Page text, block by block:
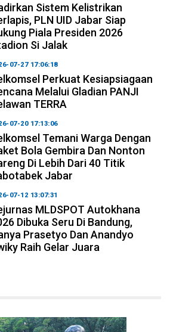
Sistem Kelistrikan
PLN UID Jabar Siap
Piala Presiden 2026
Si Jalak
07-27 17:06:18
Perkuat Kesiapsiagaan
Melalui Gladian PANJI
TERRA
07-20 17:13:06
Temani Warga Dengan
Bola Gembira Dan Nonton
Di Lebih Dari 40 Titik
Jabar
07-12 13:07:31
MLDSPOT Autokhana
Dibuka Seru Di Bandung,
Prasetyo Dan Anandyo
Raih Gelar Juara